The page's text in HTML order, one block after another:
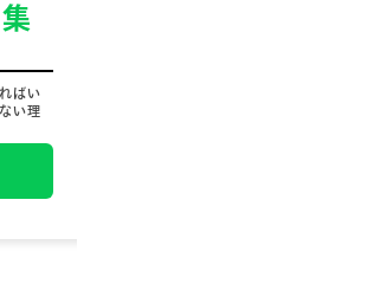
ばい
い理